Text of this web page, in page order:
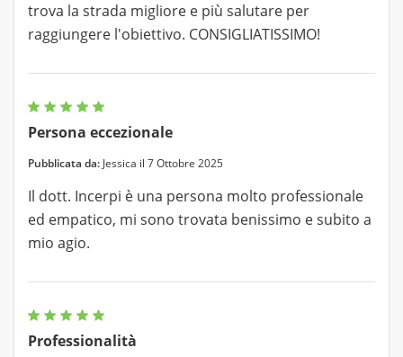
trova la strada migliore e più salutare per
raggiungere l'obiettivo. CONSIGLIATISSIMO!
Persona eccezionale
Pubblicata da: Jessica il 7 Ottobre 2025
Il dott. Incerpi è una persona molto professionale
ed empatico, mi sono trovata benissimo e subito a
mio agio.
Professionalità